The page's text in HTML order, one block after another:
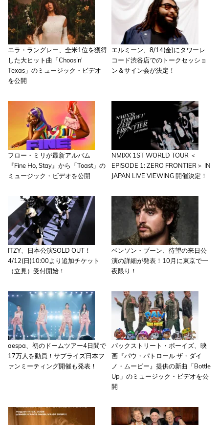
エラ・ラングレー、全米1位を獲得
した大ヒット曲「Choosin'
Texas」のミュージック・ビデオ
を公開
エルミーン、8/14(金)にタワーレ
コード渋谷店でのトークセッショ
ン＆サイン会が決定！
フロー・ミリが最新アルバム
『Fine Ho, Stay』から「Toast」の
ミュージック・ビデオを公開
NMIXX 1ST WORLD TOUR ＜
EPISODE 1: ZERO FRONTIER＞ IN
JAPAN LIVE VIEWING 開催決定！
ITZY、日本公演SOLD OUT！
4/12(日)10:00より追加チケット
（立見）受付開始！
ベンソン・ブーン、待望の来日公
演の詳細が発表！10月に東京で一
夜限り！
aespa、初のドームツアー4日間で
17万人を動員！サプライズ日本フ
ァンミーティング開催も発表！
バックストリート・ボーイズ、映
画『パウ・パトロール ザ・ダイ
ノ・ムービー』提供の新曲「Bottle
Up」のミュージック・ビデオを公
開